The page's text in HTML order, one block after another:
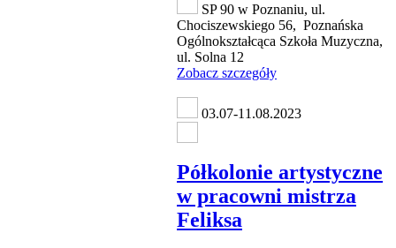
SP 90 w Poznaniu, ul.
Chociszewskiego 56, Poznańska
Ogólnokształcąca Szkoła Muzyczna,
ul. Solna 12
Zobacz szczegóły
03.07-11.08.2023
Półkolonie artystyczne
w pracowni mistrza
Feliksa